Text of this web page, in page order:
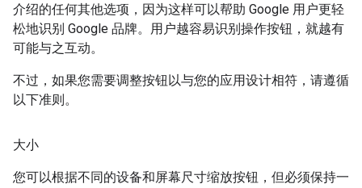
介绍的任何其他选项，因为这样可以帮助 Google 用户更轻
松地识别 Google 品牌。用户越容易识别操作按钮，就越有
可能与之互动。
不过，如果您需要调整按钮以与您的应用设计相符，请遵循
以下准则。
大小
您可以根据不同的设备和屏幕尺寸缩放按钮，但必须保持一